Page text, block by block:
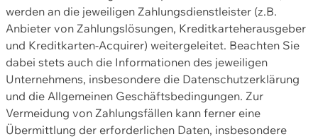
werden an die jeweiligen Zahlungsdienstleister (z.B.
Anbieter von Zahlungslösungen, Kreditkarteherausgeber
und Kreditkarten-Acquirer) weitergeleitet. Beachten Sie
dabei stets auch die Informationen des jeweiligen
Unternehmens, insbesondere die Datenschutzerklärung
und die Allgemeinen Geschäftsbedingungen. Zur
Vermeidung von Zahlungsfällen kann ferner eine
Übermittlung der erforderlichen Daten, insbesondere